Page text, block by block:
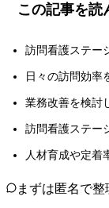
この記事を読
訪問看護ステー
日々の訪問効率
業務改善を検討
訪問看護ステー
人材育成や定着
まずは匿名で整